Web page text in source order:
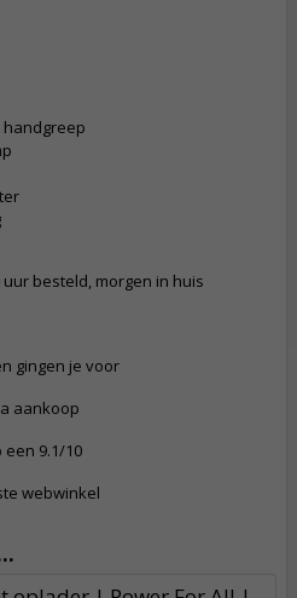
handgreep
besteld, morgen in huis
gingen je voor
aankoop
9.1/10
webwinkel